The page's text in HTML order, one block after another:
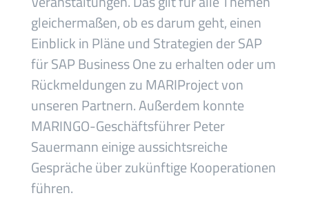
gleichermaßen, ob es darum geht, einen
Einblick in Pläne und Strategien der SAP
für SAP Business One zu erhalten oder um
Rückmeldungen zu MARIProject von
unseren Partnern. Außerdem konnte
MARINGO-Geschäftsführer Peter
Sauermann einige aussichtsreiche
Gespräche über zukünftige Kooperationen
führen.